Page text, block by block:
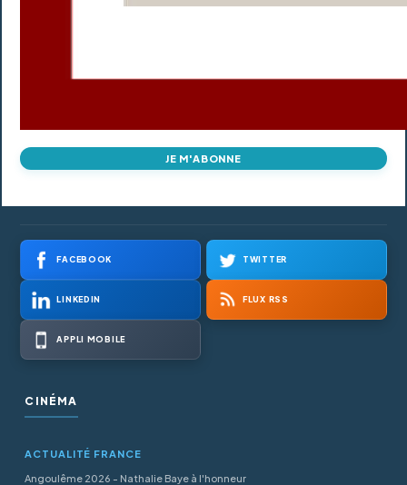
JE M'ABONNE
FACEBOOK TWITTER
LINKEDIN FLUX RSS
APPLI MOBILE
CINÉMA
ACTUALITÉ FRANCE
Angoulême 2026 - Nathalie Baye à l'honneur